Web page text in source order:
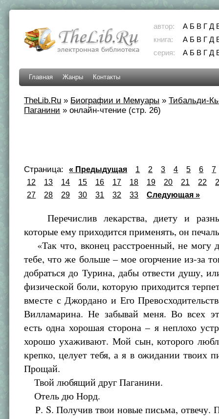
автор: А Б В Г Д
книга:
А Б В Г Д
серия:
А Б В Г Д
Главная Жанры Контакты
TheLib.Ru » Биографии и Мемуары »Тибальди-
Паганини »онлайн-чтение (стр. 26)
Страница: « Предыдущая 1 2 3 4 5 6
7
12
13 14 15 16 17 18 19 20 21 22
27
28 29 30 31 32 33 Следующая »
Перечислив лекарства, диету и
которые ему приходится применять, он
«Так что, вконец расстроенный, не могу
тебе, что же больше – мое огорчение из-за
добраться до Турина, дабы отвести душу,
физической боли, которую приходится
вместе с Джордано и Его
Вилламарина. Не забывай меня. Во всех
есть одна хорошая сторона – я неплохо
хорошо ухаживают. Мой сын, которого
крепко, целует тебя, а я в ожидании твоих
Прощай.
Твой любящий друг Паганини.
Отель дю Норд.
Р. S. Получив твои новые письма, отвечу.